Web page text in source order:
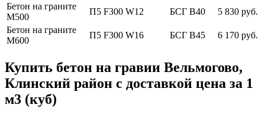
Бетон на граните
М500
П5 F300 W12 БСГ В40
5 830 руб.
Бетон на граните
М600
П5 F300 W16 БСГ В45 6 170 руб.
Купить бетон на гравии Вельмогово,
Клинский район с доставкой цена за 1
м3 (куб)